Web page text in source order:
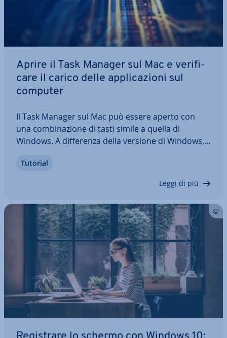
Aprire il Task Manager sul Mac e ve­ri­fi­
ca­re il carico delle ap­pli­ca­zio­ni sul
computer
Il Task Manager sul Mac può essere aperto con
una com­bi­na­zio­ne di tasti simile a quella di
Windows. A dif­fe­ren­za della versione di Windows, i
men­te. Se volete tenere d’occhio il carico della CPU
Tutorial
Leggi di più